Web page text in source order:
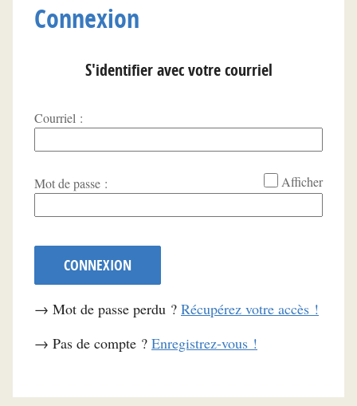
Connexion
S'identifier avec votre courriel
Courriel :
Mot de passe : Afficher
CONNEXION
→ Mot de passe perdu ? Récupérez votre accès !
→ Pas de compte ? Enregistrez-vous !